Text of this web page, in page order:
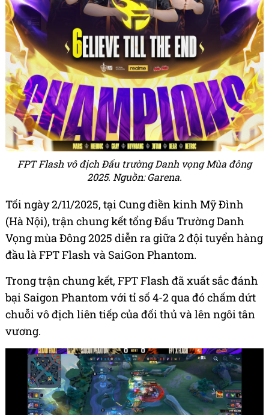
FPT Flash vô địch Đấu trường Danh vọng Mùa đông
2025. Nguồn: Garena.
Tối ngày 2/11/2025, tại Cung điền kinh Mỹ Đình
(Hà Nội), trận chung kết tổng Đấu Trường Danh
Vọng mùa Đông 2025 diễn ra giữa 2 đội tuyển hàng
đầu là FPT Flash và SaiGon Phantom.
Trong trận chung kết, FPT Flash đã xuất sắc đánh
bại Saigon Phantom với tỉ số 4-2 qua đó chấm dứt
chuỗi vô địch liên tiếp của đối thủ và lên ngôi tân
vương.